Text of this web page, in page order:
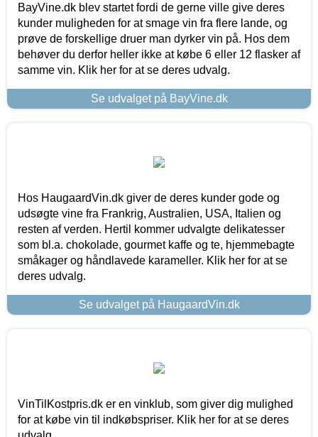
BayVine.dk blev startet fordi de gerne ville give deres
kunder muligheden for at smage vin fra flere lande, og
prøve de forskellige druer man dyrker vin på. Hos dem
behøver du derfor heller ikke at købe 6 eller 12 flasker af
samme vin. Klik her for at se deres udvalg.
Se udvalget på BayVine.dk
Hos HaugaardVin.dk giver de deres kunder gode og
udsøgte vine fra Frankrig, Australien, USA, Italien og
resten af verden. Hertil kommer udvalgte delikatesser
som bl.a. chokolade, gourmet kaffe og te, hjemmebagte
småkager og håndlavede karameller. Klik her for at se
deres udvalg.
Se udvalget på HaugaardVin.dk
VinTilKostpris.dk er en vinklub, som giver dig mulighed
for at købe vin til indkøbspriser. Klik her for at se deres